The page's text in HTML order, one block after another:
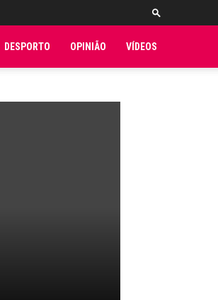
DESPORTO OPINIÃO VÍDEOS